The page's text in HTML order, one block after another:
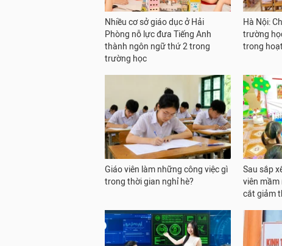
Nhiều cơ sở giáo dục ở Hải
Phòng nỗ lực đưa Tiếng Anh
thành ngôn ngữ thứ 2 trong
trường học
Hà Nội:
trường
trong
Giáo viên làm những công việc gì
trong thời gian nghỉ hè?
Sau sắp
viên mầm
cắt giảm